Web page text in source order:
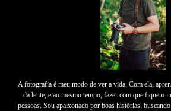
A fotografia é meu modo de ver a vida. Com ela,
da lente, e ao mesmo tempo, fazer com que fiquem
pessoas. Sou apaixonado por boas histórias,